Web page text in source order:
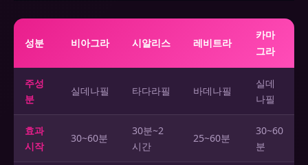
성분 비아그라 시알리스 레비트라
카마
그라
주성
분
실데나필 타다라필 바데나필
실데
나필
효과
시작
30~60분
30분~2
시간
25~60분
30~60
분